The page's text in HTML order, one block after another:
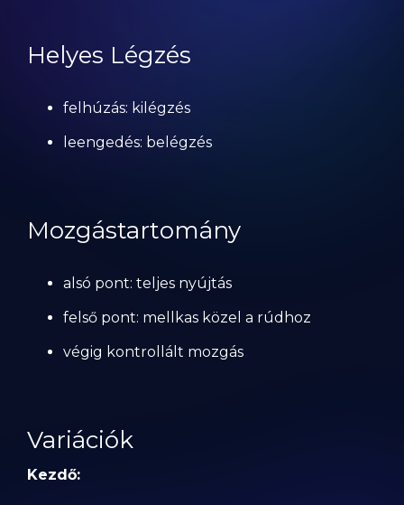
Helyes Légzés
felhúzás: kilégzés
leengedés: belégzés
Mozgástartomány
alsó pont: teljes nyújtás
felső pont: mellkas közel a rúdhoz
végig kontrollált mozgás
Variációk
Kezdő: